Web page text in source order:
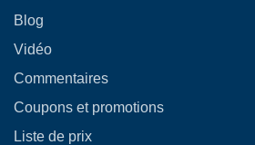
Blog
Vidéo
Commentaires
Coupons et promotions
Liste de prix